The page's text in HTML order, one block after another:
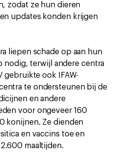
zodat ze hun dieren
updates konden krijgen
liepen schade op aan hun
nodig, terwijl andere centra
gebruikte ook IFAW-
te ondersteunen bij de
en andere
voor ongeveer 160
konijnen. Ze dienden
en vaccins toe en
maaltijden.